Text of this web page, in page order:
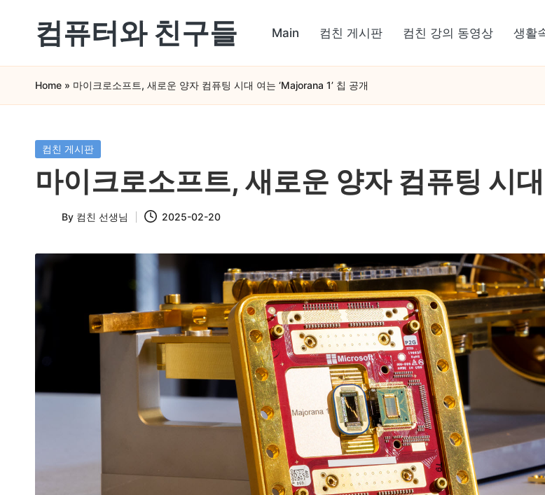
to
content
컴퓨터와 친구들
컴
퓨
와
스
폰
쉽
Main 컴친 게시판 컴친 강의 동영상 생활
Home » 마이크로소프트, 새로운 양자 컴퓨팅 시대 여는 ‘Majorana 1’ 칩 공개
Posted
컴친 게시판
마이크로소프트, 새로운 양자 컴퓨팅 시
Posted
By 컴친 선생님 2025-02-20